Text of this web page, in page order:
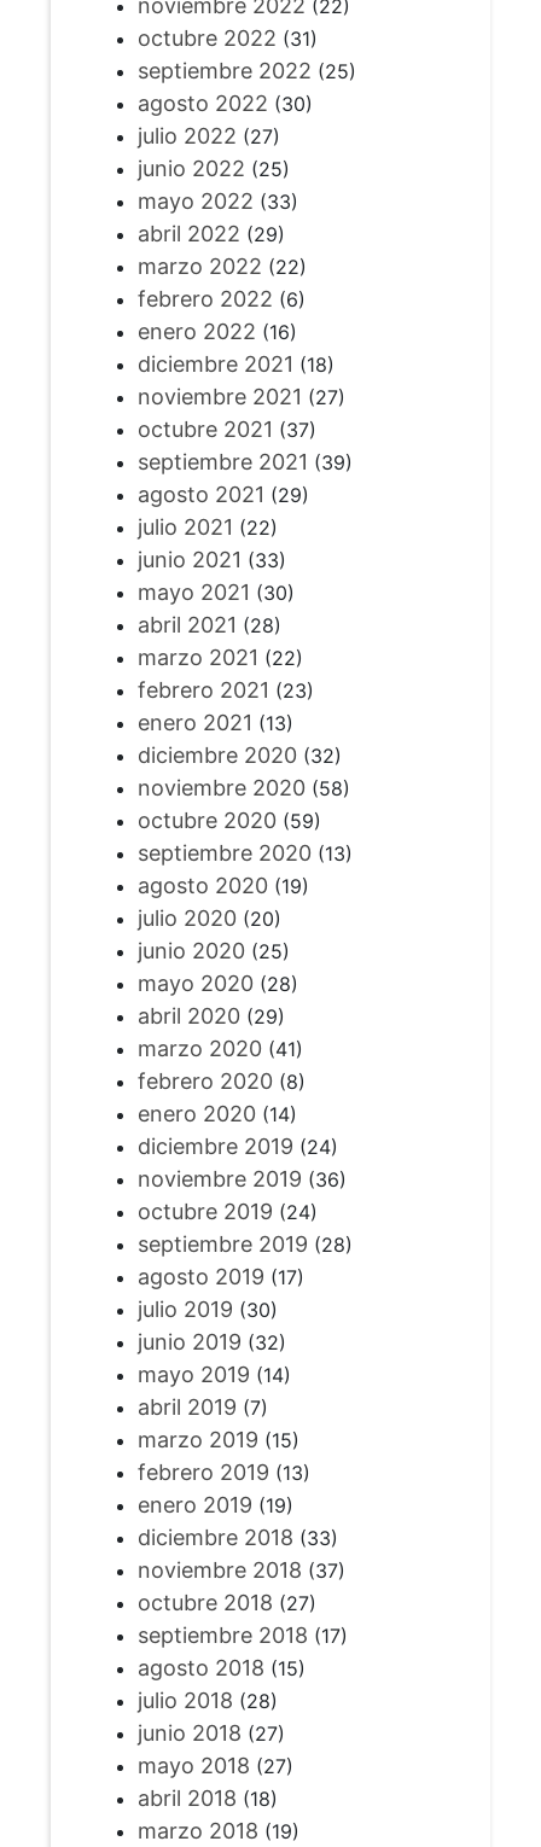
noviembre 2022 (22)
octubre 2022 (31)
septiembre 2022 (25)
agosto 2022 (30)
julio 2022 (27)
junio 2022 (25)
mayo 2022 (33)
abril 2022 (29)
marzo 2022 (22)
febrero 2022 (6)
enero 2022 (16)
diciembre 2021 (18)
noviembre 2021 (27)
octubre 2021 (37)
septiembre 2021 (39)
agosto 2021 (29)
julio 2021 (22)
junio 2021 (33)
mayo 2021 (30)
abril 2021 (28)
marzo 2021 (22)
febrero 2021 (23)
enero 2021 (13)
diciembre 2020(32)
noviembre 2020(58)
octubre 2020(59)
septiembre 2020(13)
agosto 2020(19)
julio 2020(20)
junio 2020(25)
mayo 2020(28)
abril 2020(29)
marzo 2020(41)
febrero 2020(8)
enero 2020(14)
diciembre 2019 (24)
noviembre 2019 (36)
octubre 2019 (24)
septiembre 2019 (28)
agosto 2019 (17)
julio 2019 (30)
junio 2019 (32)
mayo 2019 (14)
abril 2019 (7)
marzo 2019 (15)
febrero 2019 (13)
enero 2019 (19)
diciembre 2018 (33)
noviembre 2018 (37)
octubre 2018 (27)
septiembre 2018 (17)
agosto 2018 (15)
julio 2018 (28)
junio 2018 (27)
mayo 2018 (27)
abril 2018 (18)
marzo 2018 (19)